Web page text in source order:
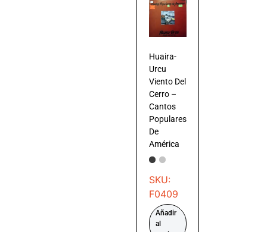
Huaira-
Urcu
Viento Del
Cerro –
Cantos
Populares
De
América
SKU:
F0409
Añadir
al